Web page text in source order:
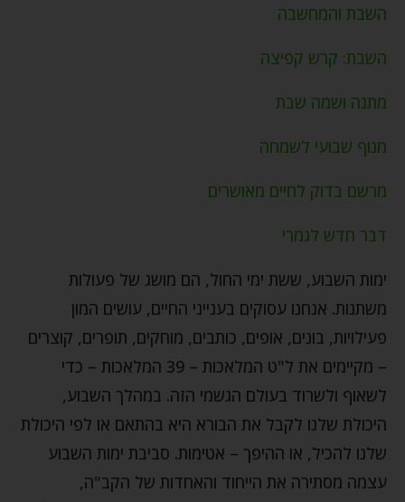
השבת והמחשבה
השבת: קרש קפיצה
מתנה ושמה שבת
מנוף שבועי לשמחה
מרשם בדוק לחיים מאושרים
דבר חדש לגמרי
ימות השבוע, ששת ימי החול, הם מושג של פעולות
משתנות. אנחנו עסוקים בענייני החיים, עושים המון
פעילויות, בונים, אופים, כותבים, מוחקים, תופרים, קוצרים
– מקיימים את ל"ט המלאכות – 39 המלאכות – כדי
לשאוף ולשרוד בעולם הגשמי הזה. במהלך השבוע,
היכולת שלנו לקבל את הבורא היא בהתאם או לפי היכולת
שלנו להכיל, או ההיפך – אטימות. סביבת ימות השבוע
עצמה מסתירה את הייחוד והאחדות של הקב"ה,